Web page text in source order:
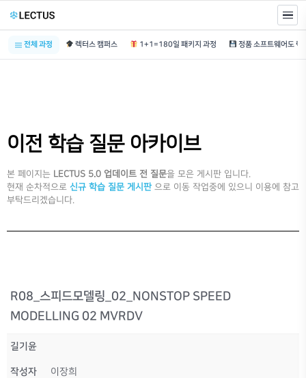
전체 과정 렉터스 캠퍼스 1+1=180일 패키지 과정
이전 학습 질문 아카이브
본 페이지는 LECTUS 5.0 업데이트 전 질문을 모은 게시판 입니다.
현재 순차적으로 신규 학습 질문 게시판 으로 이동 작업중에 있으니 이용에 참고
부탁드리겠습니다.
R08_스피드모델링_02_NONSTOP SPEED
MODELLING 02 MVRDV
길기윤
작성자 이장희